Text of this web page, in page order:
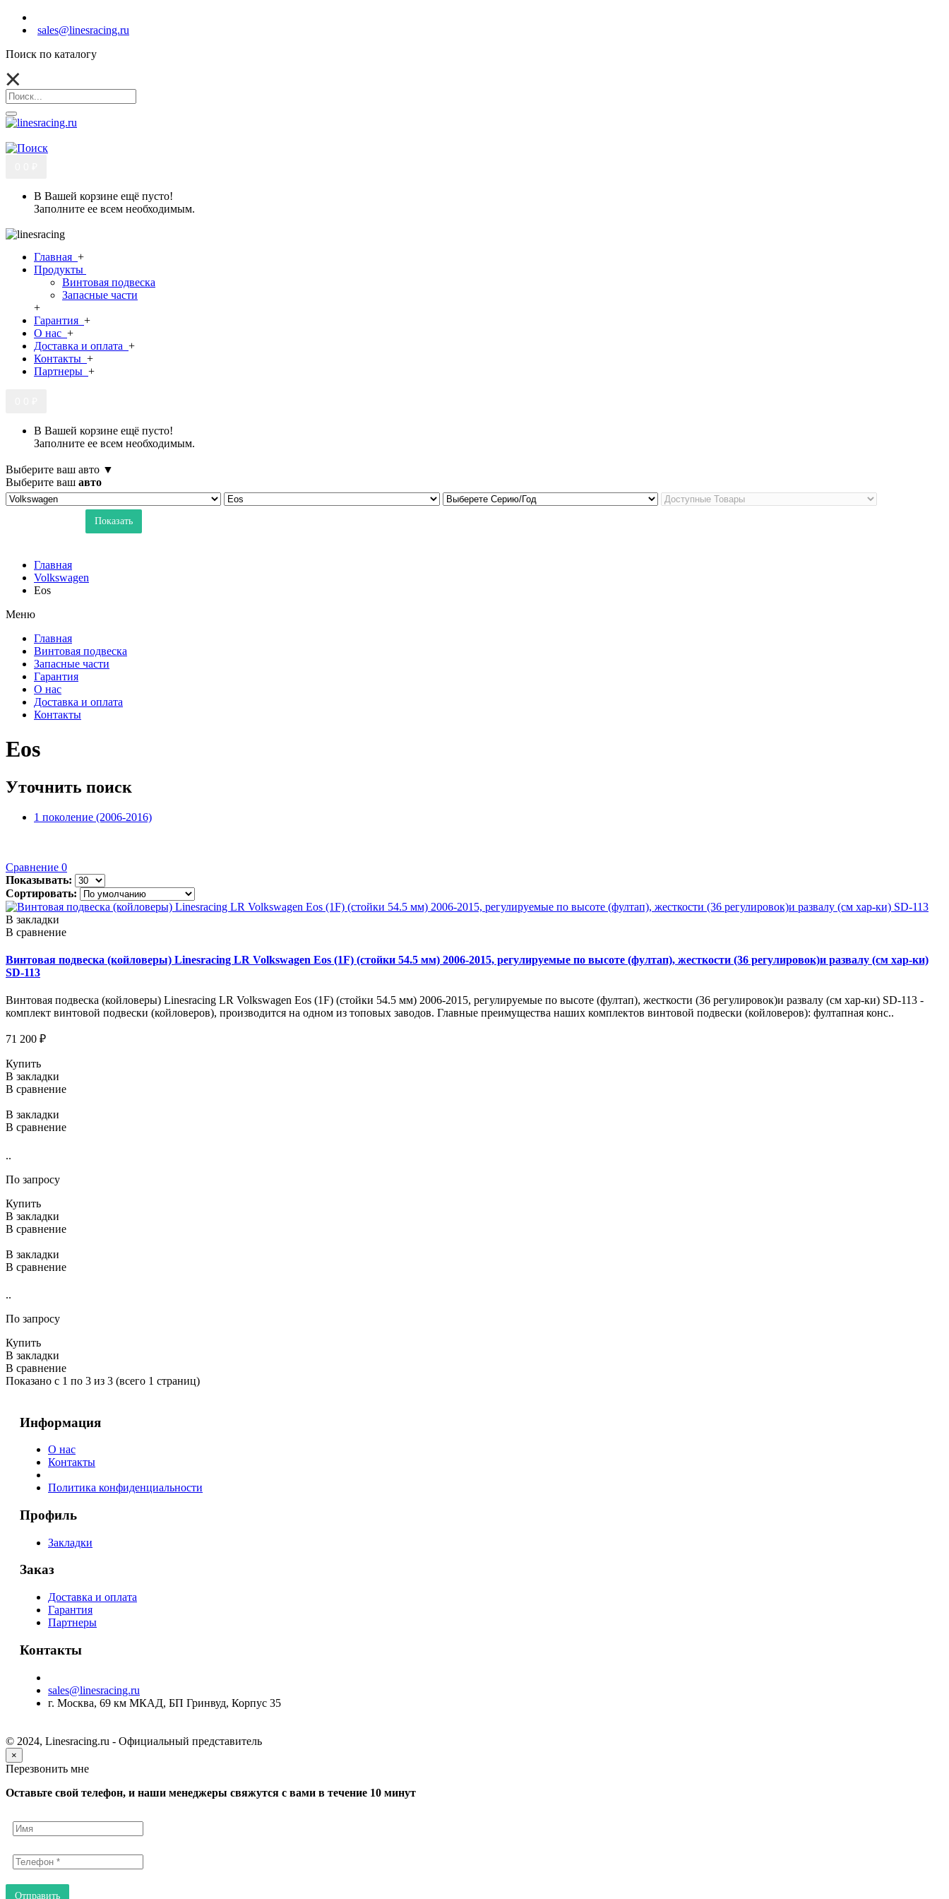
sales@linesracing.ru
Поиск по каталогу
В Вашей корзине ещё пусто!
Заполните ее всем необходимым.
Главная +
Продукты
Винтовая подвеска
Запасные части
+
Гарантия +
О нас +
Доставка и оплата +
Контакты +
Партнеры +
В Вашей корзине ещё пусто!
Заполните ее всем необходимым.
Выберите ваш авто ▼
Выберите ваш авто
Показать
Главная
Volkswagen
Eos
Меню
Главная
Винтовая подвеска
Запасные части
Гарантия
О нас
Доставка и оплата
Контакты
Eos
Уточнить поиск
1 поколение (2006-2016)
Сравнение 0
Показывать:
Сортировать:
В закладки
В сравнение
Винтовая подвеска (койловеры) Linesracing LR Volkswagen Eos (1F) (стойки 54.5 мм) 2006-2015, регулируемые по высоте (фултап), жесткости (36 регулировок)и развалу (см хар-ки)
SD-113
Винтовая подвеска (койловеры) Linesracing LR Volkswagen Eos (1F) (стойки 54.5 мм) 2006-2015, регулируемые по высоте (фултап), жесткости (36 регулировок)и развалу (см хар-ки) SD-113 -
комплект винтовой подвески (койловеров), производится на одном из топовых заводов. Главные преимущества наших комплектов винтовой подвески (койловеров): фултапная конс..
71 200 ₽
Купить
В закладки
В сравнение
В закладки
В сравнение
..
По запросу
Купить
В закладки
В сравнение
В закладки
В сравнение
..
По запросу
Купить
В закладки
В сравнение
Показано с 1 по 3 из 3 (всего 1 страниц)
Информация
О нас
Контакты
Политика конфиденциальности
Профиль
Закладки
Заказ
Доставка и оплата
Гарантия
Партнеры
Контакты
sales@linesracing.ru
г. Москва, 69 км МКАД, БП Гринвуд, Корпус 35
© 2024, Linesracing.ru - Официальный представитель
×
Перезвонить мне
Оставьте свой телефон, и наши менеджеры свяжутся с вами в течение 10 минут
Отправить